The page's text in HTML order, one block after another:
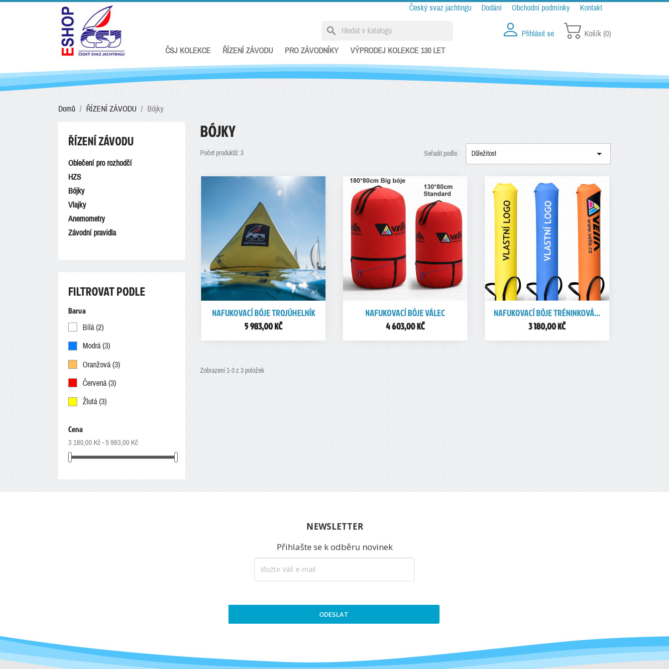
Český svaz jachtingu Dodání Obchodní podmínky Kontakt
search Přihlásit se Košík (0)
ČSJ KOLEKCE
ŘÍZENÍ ZÁVODU PRO ZÁVODNÍKY VÝPRODEJ KOLEKCE 130 LET
Domů ŘÍZENÍ ZÁVODU Bójky
ŘÍZENÍ ZÁVODU
Oblečení pro rozhodčí
HZS
Bójky
Vlajky
Anemometry
Závodní pravidla
FILTROVAT PODLE
Barva
Bílá (2)
Modrá (3)
Oranžová (3)
Červená (3)
Žlutá (3)
Cena
3 180,00 Kč - 5 983,00 Kč
BÓJKY
Počet produktů: 3 Seřadit podle: Důležitost 
Rychlý náhled
NAFUKOVACÍ BÓJE TROJÚHELNÍK
5 983,00 KČ
Rychlý náhled
NAFUKOVACÍ BÓJE VÁLEC
4 603,00 KČ
Rychlý náhled
NAFUKOVACÍ BÓJE TRÉNINKOVÁ...
3 180,00 KČ
Zobrazení 1-3 z 3 položek
NEWSLETTER
Přihlašte se k odběru novinek
ODESLAT